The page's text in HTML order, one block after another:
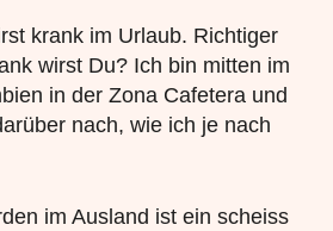
krank im Urlaub. Richtiger
wirst Du? Ich bin mitten im
in der Zona Cafetera und
nach, wie ich je nach
im Ausland ist ein scheiss